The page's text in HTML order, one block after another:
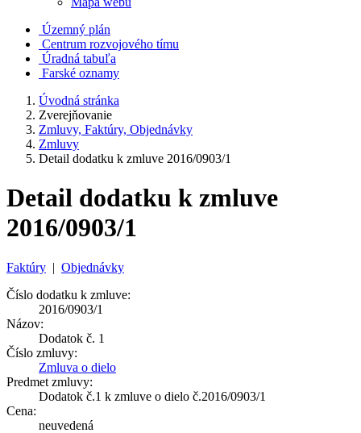
Územný plán
Centrum rozvojového tímu
Úradná tabuľa
Farské oznamy
Úvodná stránka
Zverejňovanie
Zmluvy, Faktúry, Objednávky
Zmluvy
Detail dodatku k zmluve 2016/0903/1
Detail dodatku k zmluve
2016/0903/1
Faktúry | Objednávky
Číslo dodatku k zmluve:
2016/0903/1
Názov:
Dodatok č. 1
Číslo zmluvy:
Zmluva o dielo
Predmet zmluvy:
Dodatok č.1 k zmluve o dielo č.2016/0903/1
Cena:
neuvedená